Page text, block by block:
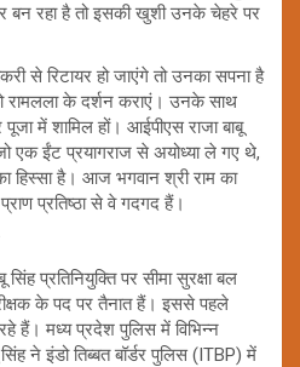
बन रहा है तो इसकी खुशी उनके चेहरे पर
से रिटायर हो जाएंगे तो उनका सपना है
रामलला के दर्शन कराएं। उनके साथ
में शामिल हों। आईपीएस राजा बाबू
एक ईंट प्रयागराज से अयोध्या ले गए थे,
हिस्सा है। आज भगवान श्री राम का
प्रतिष्ठा से वे गदगद हैं।
प्रतिनियुक्ति पर सीमा सुरक्षा बल
के पद पर तैनात हैं। इससे पहले
हैं। मध्य प्रदेश पुलिस में विभिन्न
ने इंडो तिब्बत बॉर्डर पुलिस (ITBP) में